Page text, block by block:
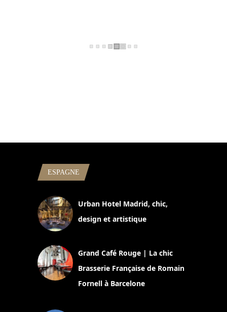
ESPAGNE
Urban Hotel Madrid, chic,
design et artistique
Grand Café Rouge | La chic
Brasserie Française de Romain
Fornell à Barcelone